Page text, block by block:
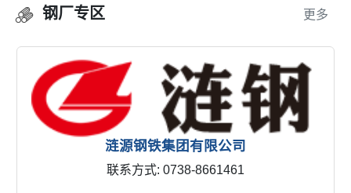
钢厂专区 更多
涟源钢铁集团有限公司
联系方式: 0738-8661461